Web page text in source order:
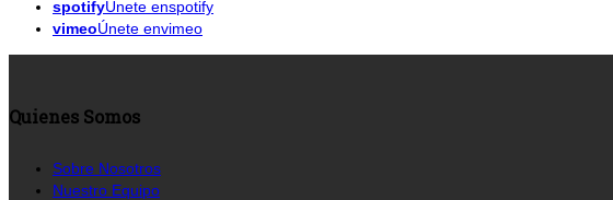
spotifyÚnete enspotify
vimeoÚnete envimeo
Quienes Somos
Sobre Nosotros
Nuestro Equipo